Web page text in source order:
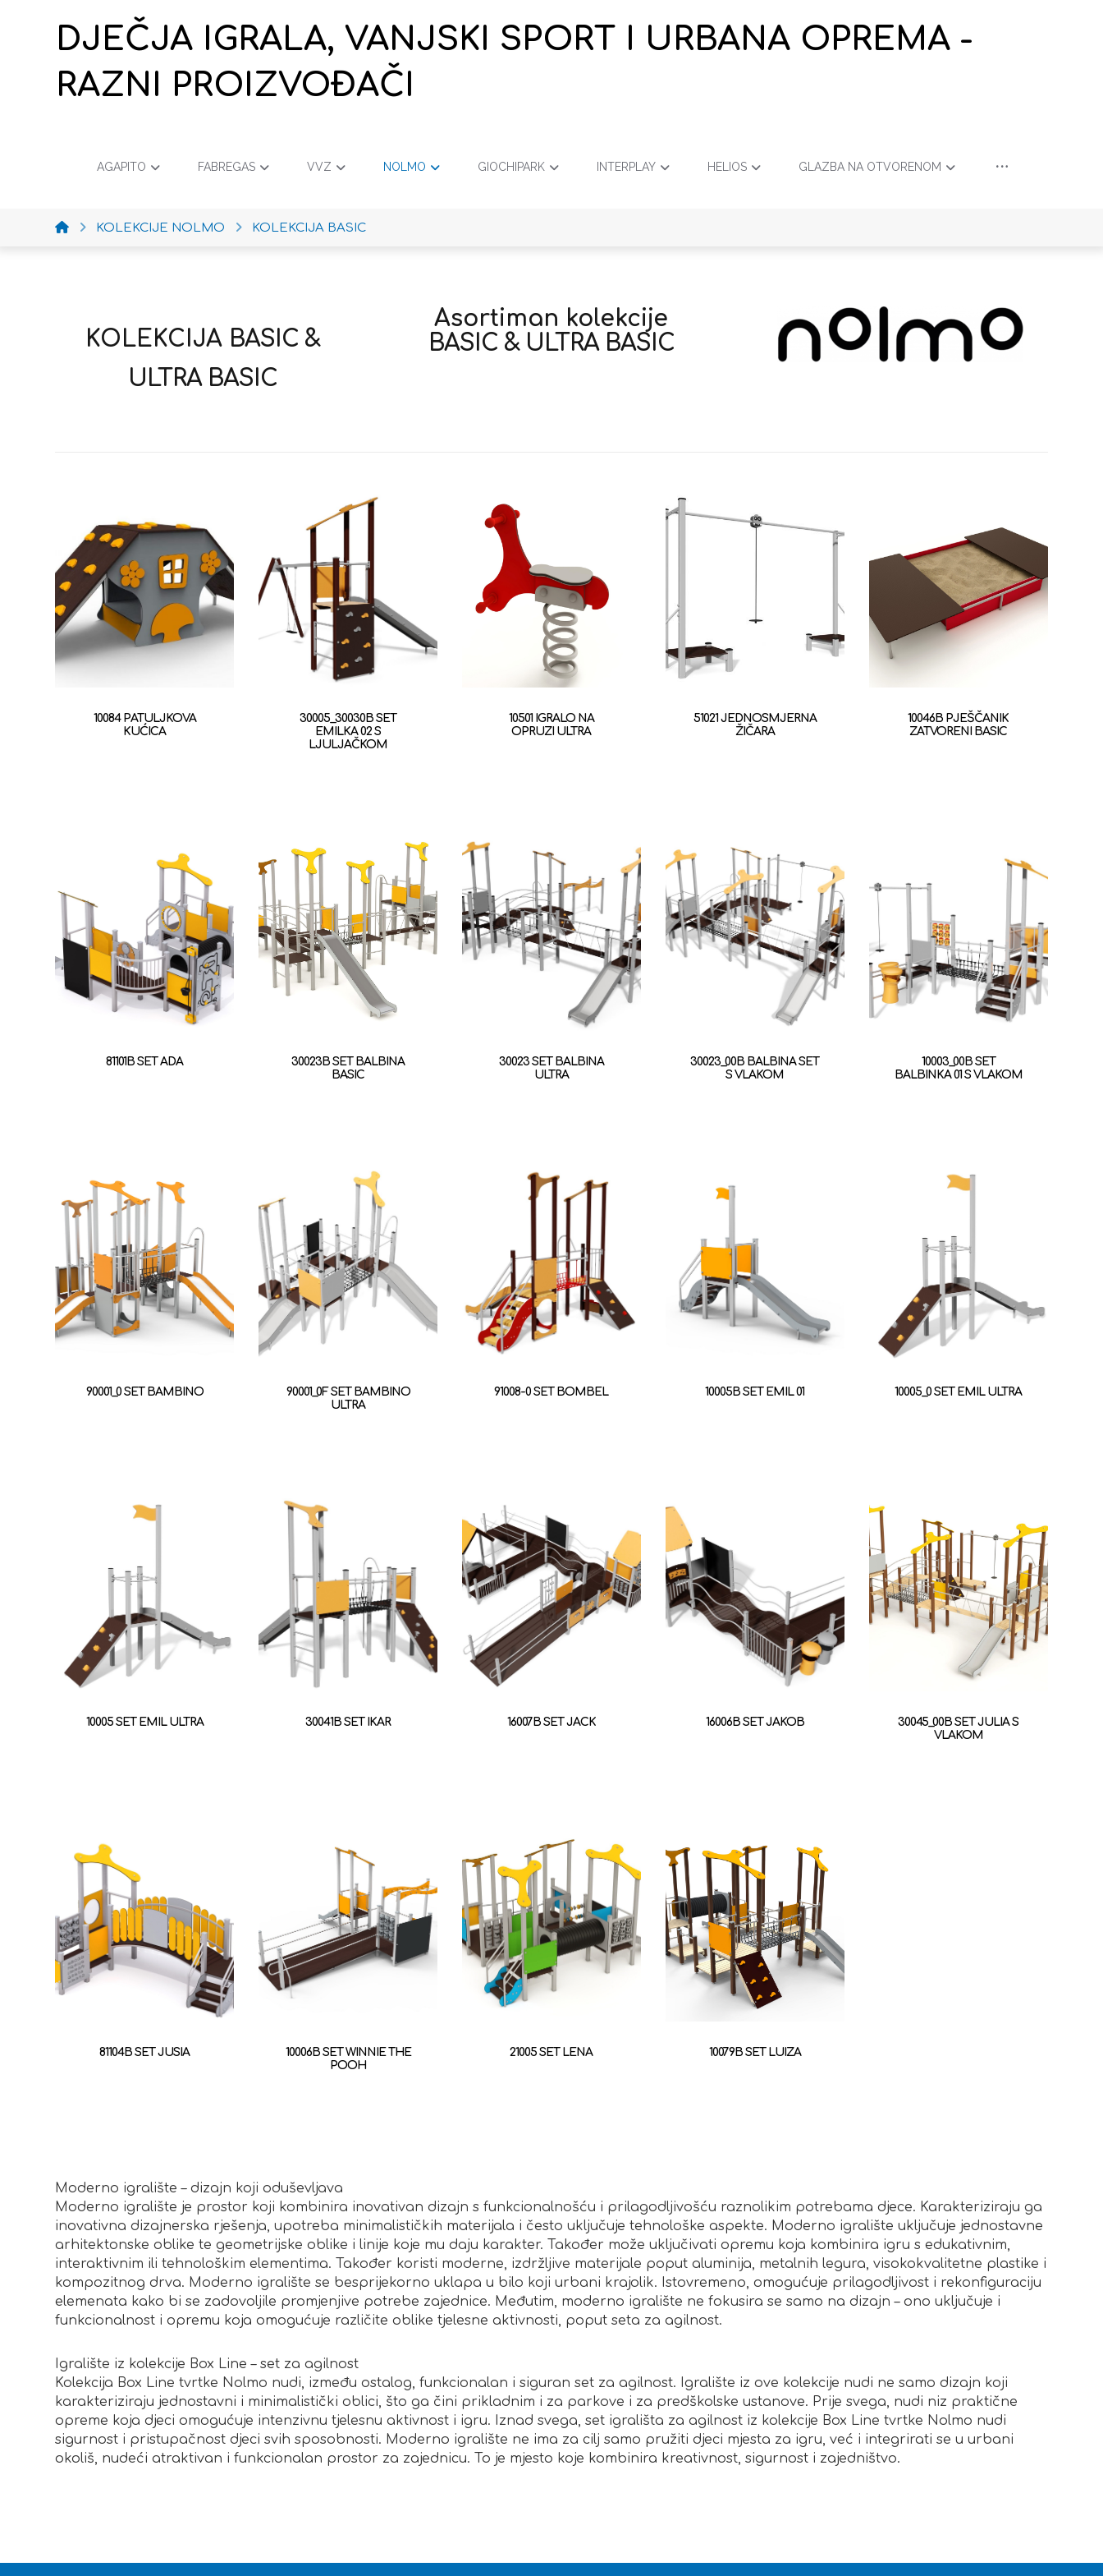
DJEČJA IGRALA, VANJSKI SPORT I URBANA OPREMA -
RAZNI PROIZVOĐAČI
AGAPITO FABREGAS VVZ NOLMO GIOCHIPARK INTERPLAY HELIOS GLAZBA NA OTVORENOM
KOLEKCIJE NOLMO KOLEKCIJA BASIC
KOLEKCIJA BASIC &
ULTRA BASIC
Asortiman kolekcije
BASIC & ULTRA BASIC
10084 PATULJKOVA
KUĆICA
30005_30030B SET
EMILKA 02 S
LJULJAČKOM
10501 IGRALO NA
OPRUZI ULTRA
51021 JEDNOSMJERNA
ŽIČARA
10046B PJEŠČANIK
ZATVORENI BASIC
81101B SET ADA
30023B SET BALBINA
BASIC
30023 SET BALBINA
ULTRA
30023_00B BALBINA SET
S VLAKOM
10003_00B SET
BALBINKA 01 S VLAKOM
90001_0 SET BAMBINO
90001_0F SET BAMBINO
ULTRA
91008-0 SET BOMBEL 10005B SET EMIL 01 10005_0 SET EMIL ULTRA
10005 SET EMIL ULTRA 30041B SET IKAR 16007B SET JACK 16006B SET JAKOB
30045_00B SET JULIA S
VLAKOM
81104B SET JUSIA
10006B SET WINNIE THE
POOH
21005 SET LENA 10079B SET LUIZA
Moderno igralište – dizajn koji oduševljava
Moderno igralište je prostor koji kombinira inovativan dizajn s funkcionalnošću i prilagodljivošću raznolikim potrebama djece. Karakteriziraju ga
inovativna dizajnerska rješenja, upotreba minimalističkih materijala i često uključuje tehnološke aspekte. Moderno igralište uključuje jednostavne
arhitektonske oblike te geometrijske oblike i linije koje mu daju karakter. Također može uključivati ​​opremu koja kombinira igru ​​s edukativnim,
interaktivnim ili tehnološkim elementima. Također koristi moderne, izdržljive materijale poput aluminija, metalnih legura, visokokvalitetne plastike i
kompozitnog drva. Moderno igralište se besprijekorno uklapa u bilo koji urbani krajolik. Istovremeno, omogućuje prilagodljivost i rekonfiguraciju
elemenata kako bi se zadovoljile promjenjive potrebe zajednice. Međutim, moderno igralište ne fokusira se samo na dizajn – ono uključuje i
funkcionalnost i opremu koja omogućuje različite oblike tjelesne aktivnosti, poput seta za agilnost.
Igralište iz kolekcije Box Line – set za agilnost
Kolekcija Box Line tvrtke Nolmo nudi, između ostalog, funkcionalan i siguran set za agilnost. Igralište iz ove kolekcije nudi ne samo dizajn koji
karakteriziraju jednostavni i minimalistički oblici, što ga čini prikladnim i za parkove i za predškolske ustanove. Prije svega, nudi niz praktične
opreme koja djeci omogućuje intenzivnu tjelesnu aktivnost i igru. Iznad svega, set igrališta za agilnost iz kolekcije Box Line tvrtke Nolmo nudi
sigurnost i pristupačnost djeci svih sposobnosti. Moderno igralište ne ima za cilj samo pružiti djeci mjesta za igru, već i integrirati se u urbani
okoliš, nudeći atraktivan i funkcionalan prostor za zajednicu. To je mjesto koje kombinira kreativnost, sigurnost i zajedništvo.